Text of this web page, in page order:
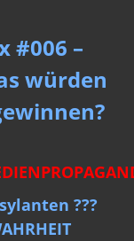
#006 –
würden
???